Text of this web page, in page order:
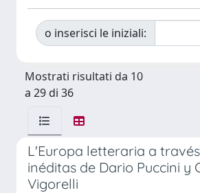
o inserisci le iniziali:
Mostrati risultati da 10
a 29 di 36
L'Europa letteraria a
inéditas de Dario Puccini y
Vigorelli